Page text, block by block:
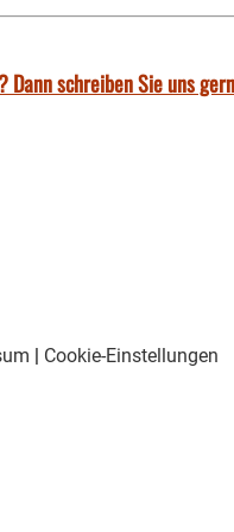
schreiben Sie uns
| Cookie-Einstellungen